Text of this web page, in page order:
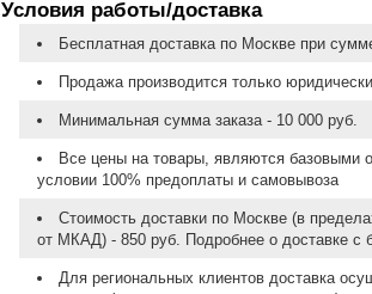
Условия работы/доставка
Бесплатная доставка по Москве при
Продажа производится только
Минимальная сумма заказа - 10 000 руб.
Все цены на товары, являются базовыми
условии 100% предоплаты и самовывоза
Стоимость доставки по Москве (в
от МКАД) - 850 руб. Подробнее о доставке с
Для региональных клиентов доставка